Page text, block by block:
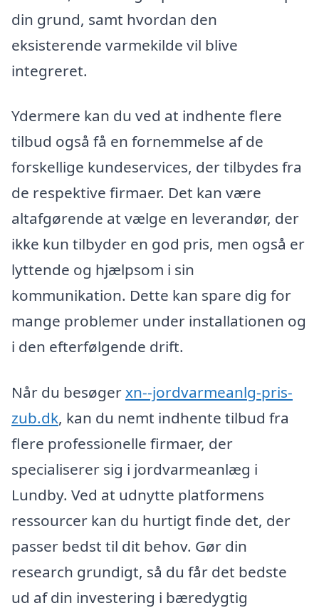
din grund, samt hvordan den
eksisterende varmekilde vil blive
integreret.
Ydermere kan du ved at indhente flere
tilbud også få en fornemmelse af de
forskellige kundeservices, der tilbydes fra
de respektive firmaer. Det kan være
altafgørende at vælge en leverandør, der
ikke kun tilbyder en god pris, men også er
lyttende og hjælpsom i sin
kommunikation. Dette kan spare dig for
mange problemer under installationen og
i den efterfølgende drift.
Når du besøgerxn--jordvarmeanlg-pris-
zub.dk, kan du nemt indhente tilbud fra
flere professionelle firmaer, der
specialiserer sig i jordvarmeanlæg i
Lundby. Ved at udnytte platformens
ressourcer kan du hurtigt finde det, der
passer bedst til dit behov. Gør din
research grundigt, så du får det bedste
ud af din investering i bæredygtig